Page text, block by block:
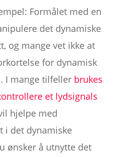
Formålet med en
det dynamiske
og mange vet ikke at
for dynamisk
I mange tilfeller brukes
et lydsignals
hjelpe med
i det dynamiske
ønsker å utnytte det